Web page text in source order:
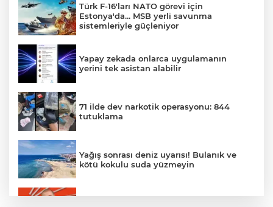
Türk F-16'ları NATO görevi için
Estonya'da... MSB yerli savunma
sistemleriyle güçleniyor
Yapay zekada onlarca uygulamanın
yerini tek asistan alabilir
71 ilde dev narkotik operasyonu: 844
tutuklama
Yağış sonrası deniz uyarısı! Bulanık ve
kötü kokulu suda yüzmeyin